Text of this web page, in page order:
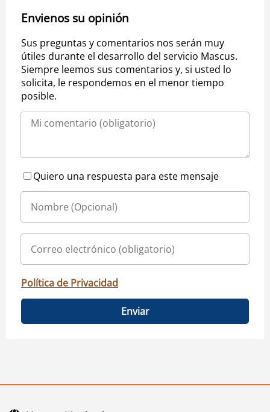
Envienos su opinión
Sus preguntas y comentarios nos serán muy
útiles durante el desarrollo del servicio Mascus.
Siempre leemos sus comentarios y, si usted lo
solicita, le respondemos en el menor tiempo
posible.
Quiero una respuesta para este mensaje
Política de Privacidad
Enviar